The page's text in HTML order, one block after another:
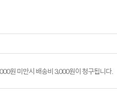
원 미만시 배송비 3,000원이 청구됩니다.